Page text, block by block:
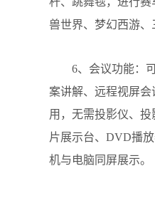
兽世界、梦幻西游、
6、会议功能：可
案讲解、远程视屏
用，无需投影仪、
片展示台、DVD播
机与电脑同屏展示。